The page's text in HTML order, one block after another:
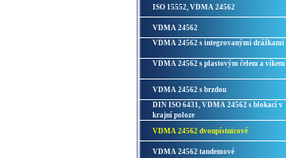
ISO 15552, VDMA 24562
VDMA 24562
VDMA 24562 s integrovanými drážkami
VDMA 24562 s plastovým čelem a víkem
VDMA 24562 s brzdou
DIN ISO 6431, VDMA 24562 s blokací v
krajní poloze
VDMA 24562 dvoupístnicové
VDMA 24562 tandemové